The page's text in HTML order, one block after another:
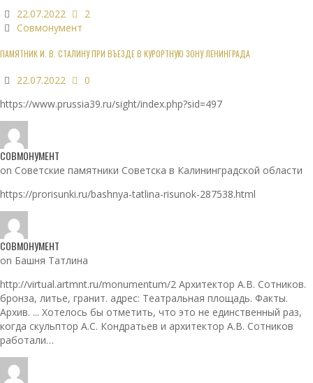
22.07.2022
2
Совмонумент
ПАМЯТНИК И. В. СТАЛИНУ ПРИ ВЪЕЗДЕ В КУРОРТНУЮ ЗОНУ ЛЕНИНГРАДА
22.07.2022
0
https://www.prussia39.ru/sight/index.php?sid=497
СОВМОНУМЕНТ
on Советские памятники Советска в Калининградской области
https://prorisunki.ru/bashnya-tatlina-risunok-287538.html
СОВМОНУМЕНТ
on Башня Татлина
http://virtual.artmnt.ru/monumentum/2 Архитектор А.В. Сотников.
бронза, литье, гранит. адрес: Театральная площадь. Факты.
Архив. ... Хотелось бы отметить, что это не единственный раз,
когда скульптор А.С. Кондратьев и архитектор А.В. Сотников
работали…